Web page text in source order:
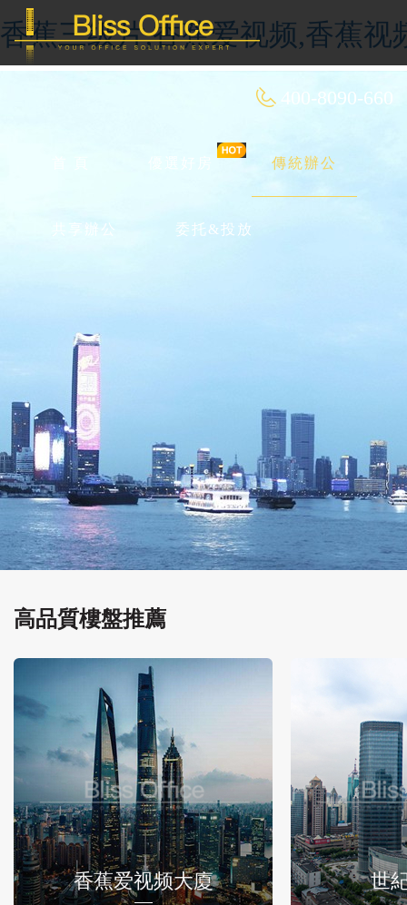
香蕉三级片,香蕉爱视频,香蕉视
400-8090-660
優選好房 傳統辦公
共享辦公 委托&投放
高品質樓盤推薦
香蕉爱视频大廈 世